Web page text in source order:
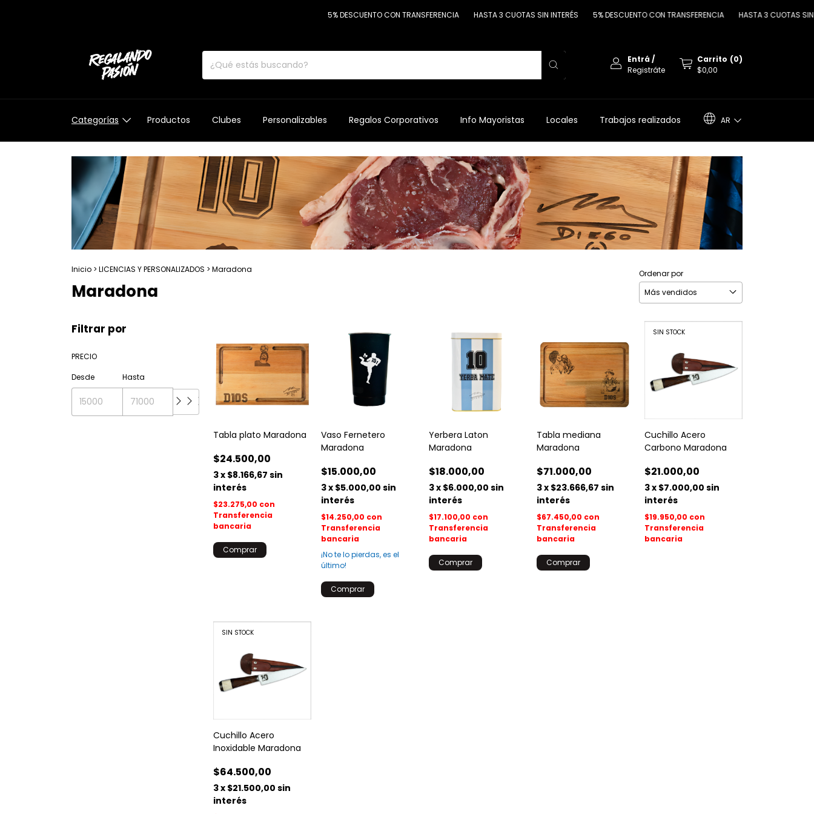
5% DESCUENTO CON TRANSFERENCIA HASTA 3 CUOTAS SIN INTERÉS 5% DESCUENTO CON TRANSFERENCIA HASTA 3 CUOTAS SIN
Entrá/
Registráte
Carrito (0)
$0,00
Categorías Productos Clubes Personalizables Regalos Corporativos Info Mayoristas Locales Trabajos realizados AR
Inicio > LICENCIAS Y PERSONALIZADOS > Maradona
Maradona
Ordenar por
Filtrar por
PRECIO
Desde
Hasta
Tabla plato Maradona
$24.500,00
3x $8.166,67 sin
interés
$23.275,00 con
Transferencia
bancaria
Vaso Fernetero
Maradona
$15.000,00
3x $5.000,00 sin
interés
$14.250,00 con
Transferencia
bancaria
¡No te lo pierdas, es el
último!
Yerbera Laton
Maradona
$18.000,00
3x $6.000,00 sin
interés
$17.100,00 con
Transferencia
bancaria
Tabla mediana
Maradona
$71.000,00
3x $23.666,67 sin
interés
$67.450,00 con
Transferencia
bancaria
SIN STOCK
Cuchillo Acero
Carbono Maradona
$21.000,00
3x $7.000,00 sin
interés
$19.950,00 con
Transferencia
bancaria
SIN STOCK
Cuchillo Acero
Inoxidable Maradona
$64.500,00
3x $21.500,00 sin
interés